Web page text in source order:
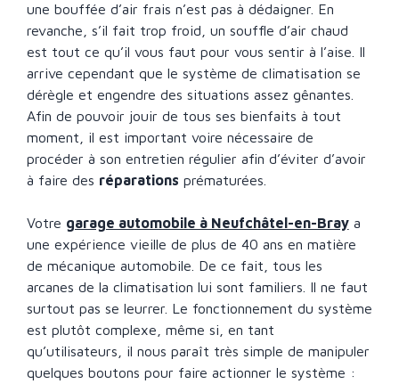
une bouffée d’air frais n’est pas à dédaigner. En
revanche, s’il fait trop froid, un souffle d’air chaud
est tout ce qu’il vous faut pour vous sentir à l’aise. Il
arrive cependant que le système de climatisation se
dérègle et engendre des situations assez gênantes.
Afin de pouvoir jouir de tous ses bienfaits à tout
moment, il est important voire nécessaire de
procéder à son entretien régulier afin d’éviter d’avoir
à faire des réparations prématurées.
Votre garage automobile à Neufchâtel-en-Bray a
une expérience vieille de plus de 40 ans en matière
de mécanique automobile. De ce fait, tous les
arcanes de la climatisation lui sont familiers. Il ne faut
surtout pas se leurrer. Le fonctionnement du système
est plutôt complexe, même si, en tant
qu’utilisateurs, il nous paraît très simple de manipuler
quelques boutons pour faire actionner le système :